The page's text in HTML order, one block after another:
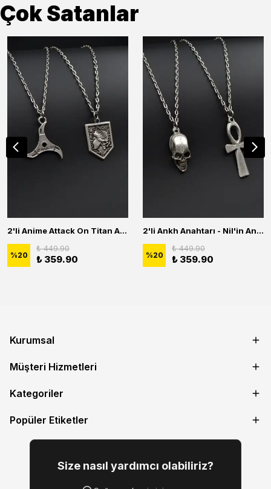
Çok Satanlar
2'li Anime Attack On Titan Acrylic Maria Anime Naruto Erkek Kadın Kolye Seti
%20
₺ 449.90
₺ 359.90
2'li Ankh Anahtarı - Nil'in Anahtarı - Kuru Kafa Erkek Kadın Kolye Seti
%20
₺ 449.90
₺ 359.90
Kurumsal
Müşteri Hizmetleri
Kategoriler
Popüler Etiketler
Size nasıl yardımcı olabiliriz?